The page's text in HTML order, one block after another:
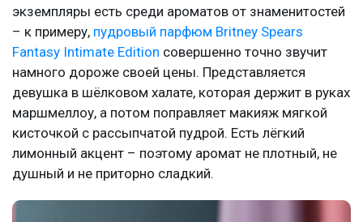
экземпляры есть среди ароматов от знаменитостей
– к примеру, пудровый парфюм Britney Spears
Fantasy Intimate Edition совершенно точно звучит
намного дороже своей цены. Представляется
девушка в шёлковом халате, которая держит в руках
маршмеллоу, а потом поправляет макияж мягкой
кисточкой с рассыпчатой пудрой. Есть лёгкий
лимонный акцент – поэтому аромат не плотный, не
душный и не приторно сладкий.